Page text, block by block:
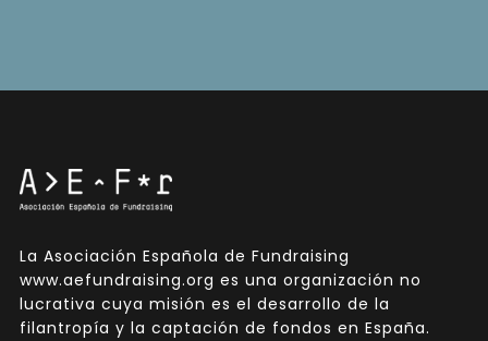
La Asociación Española de Fundraising
www.aefundraising.org es una organización no
lucrativa cuya misión es el desarrollo de la
filantropía y la captación de fondos en España.